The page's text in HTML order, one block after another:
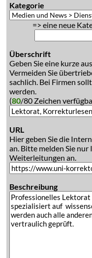
Kategorie
=> eine neue
Überschrift
Geben Sie eine kurze
Vermeiden Sie
sachlich. Bei Firmen
werden.
(80/80 Zeichen
URL
Hier geben Sie die
an. Bitte melden Sie
Weiterleitungen an.
Beschreibung